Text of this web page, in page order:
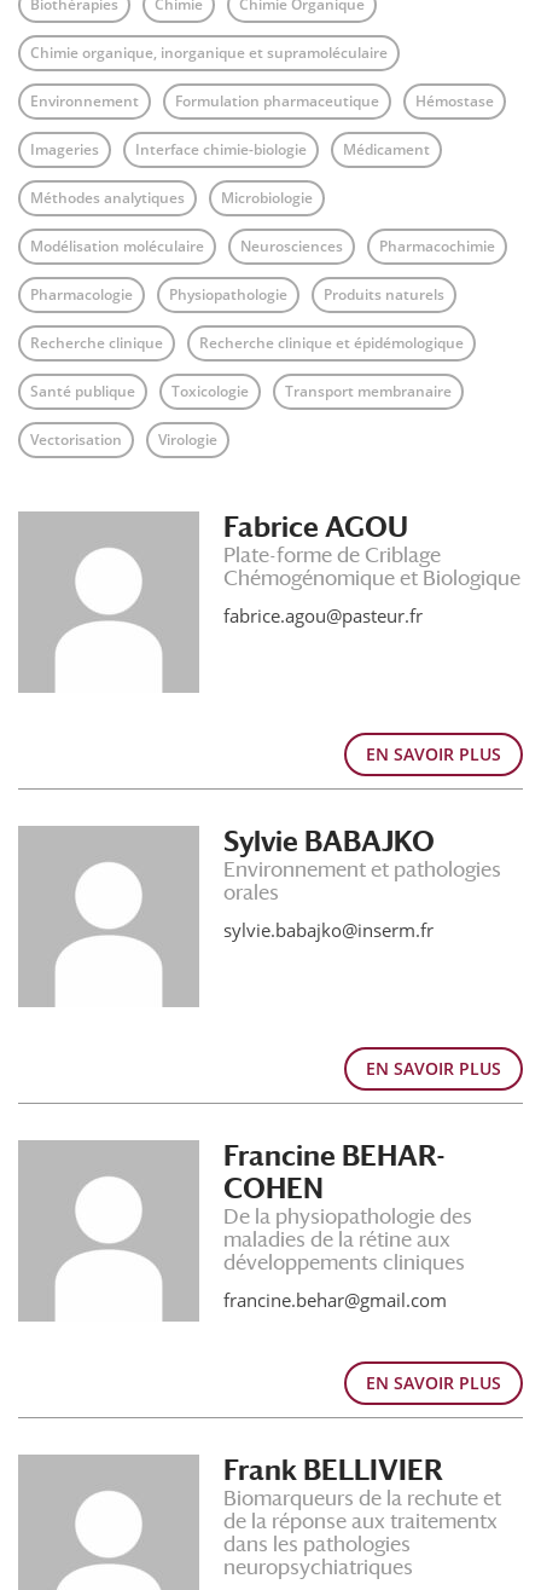
Biothérapies Chimie Chimie Organique
Chimie organique, inorganique et supramoléculaire
Environnement Formulation pharmaceutique Hémostase
Imageries Interface chimie-biologie Médicament
Méthodes analytiques Microbiologie
Modélisation moléculaire Neurosciences Pharmacochimie
Pharmacologie Physiopathologie Produits naturels
Recherche clinique Recherche clinique et épidémologique
Santé publique Toxicologie Transport membranaire
Vectorisation Virologie
Fabrice AGOU
Plate-forme de Criblage
Chémogénomique et Biologique
fabrice.agou@pasteur.fr
EN SAVOIR PLUS
Sylvie BABAJKO
Environnement et pathologies
orales
sylvie.babajko@inserm.fr
EN SAVOIR PLUS
Francine BEHAR-
COHEN
De la physiopathologie des
maladies de la rétine aux
développements cliniques
francine.behar@gmail.com
EN SAVOIR PLUS
Frank BELLIVIER
Biomarqueurs de la rechute et
de la réponse aux traitementx
dans les pathologies
neuropsychiatriques